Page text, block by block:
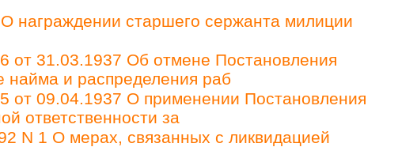
награждении старшего сержанта милиции
31.03.1937 Об отмене Постановления
и распределения раб
09.04.1937 О применении Постановления
ответственности за
N 1 О мерах, связанных с ликвидацией